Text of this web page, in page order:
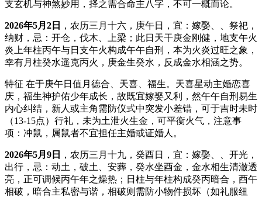
支玄机与神煞妙用，择之需合命主八字，不可一概而论。
2026年5月2日
，农历三月十六，庚午日，宜：嫁娶、、祭祀，
纳财，忌：开仓，伐木、上梁；此日天干庚金刚健，地支午火
炎上年柱丙午与日支午火构成午午自刑，本为火炎过旺之象，
幸有月柱癸水遥克丙火，庚金生癸水，反成金水相涵之势。
特征 在于庚午日值月德合、天喜、福生。天喜星动主婚恋喜
庆，福生神护佑少年成长，故既宜嫁娶又利，然午午自刑易生
内心纠结，新人或主角需防仪式中突发小差错，可于吉时未时
（13-15点）行礼，未为土泄火生金，可平衡火气，注意事
项：冲鼠，属鼠者不宜担任主婚或证婚人。
2026年5月9日
，农历三月十九，癸酉日，宜：嫁娶、、开光，
出行，忌：动土，破土、安葬，癸水坐酉金，金水相生清澈透
亮，正可调候丙午年之燥热；日柱与年柱构成癸丙暗合，酉午
相破，暗合主私密与谐，相破则需防小物件损坏（如礼服纽